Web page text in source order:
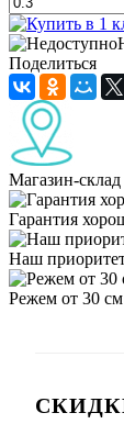
Поделиться
Магазин-
Гарантия
Наш
Режем от 30 см